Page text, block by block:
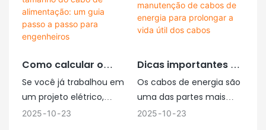
seguras, inteligentes e
confiáveis. Em
ambientes hostis e de
comuns não apresentam
bom desempenho, os
cabos especiais são
utilizados. No mercado, a
diversas etapas, desde a
seleção da matéria-
prima até a exportação
Cada etapa impacta o
custo, a confiabilidade e
a segurança. Este artigo
analisa a matéria-prima,
Como calcular o
tamanho do cabo de
alimentação: um guia
passo a passo para
Se você já trabalhou em
um projeto elétrico,
certamente sabe que
2025 10 23
Dicas importantes de
manutenção de
cabos de energia
para prolongar a
Os cabos de energia são
uma das partes mais
importantes de qualquer
2025 10 23